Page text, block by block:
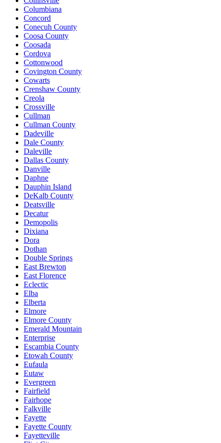
Columbiana
Concord
Conecuh County
Coosa County
Coosada
Cordova
Cottonwood
Covington County
Cowarts
Crenshaw County
Creola
Crossville
Cullman
Cullman County
Dadeville
Dale County
Daleville
Dallas County
Danville
Daphne
Dauphin Island
DeKalb County
Deatsville
Decatur
Demopolis
Dixiana
Dora
Dothan
Double Springs
East Brewton
East Florence
Eclectic
Elba
Elberta
Elmore
Elmore County
Emerald Mountain
Enterprise
Escambia County
Etowah County
Eufaula
Eutaw
Evergreen
Fairfield
Fairhope
Falkville
Fayette
Fayette County
Fayetteville